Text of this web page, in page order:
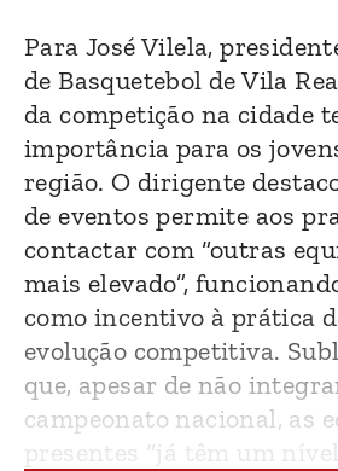
Para José Vilela,
de Basquetebol de Vila
da competição na cidade
importância para os
região. O dirigente
de eventos permite aos
contactar com “outras
mais elevado”,
como incentivo à prática
evolução competitiva.
que, apesar de não
campeonato nacional, as
presentes “já têm um